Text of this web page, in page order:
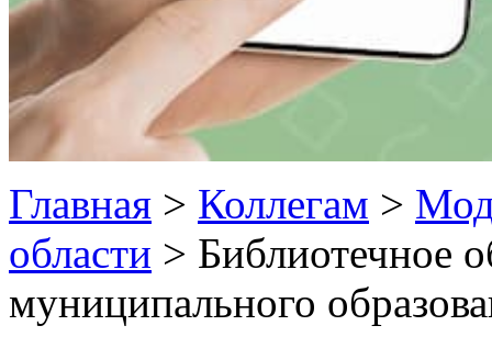
Главная > Коллегам >
области > Библиотечное
муниципального